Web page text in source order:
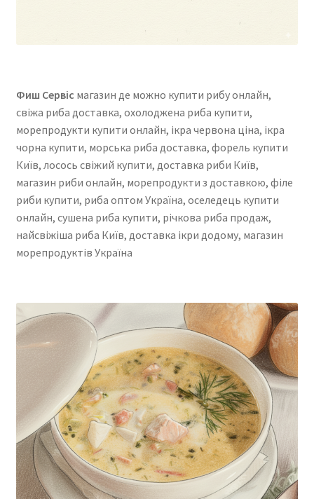
Фиш Сервіс магазин де можно купити рибу онлайн,
свіжа риба доставка, охолоджена риба купити,
морепродукти купити онлайн, ікра червона ціна, ікра
чорна купити, морська риба доставка, форель купити
Київ, лосось свіжий купити, доставка риби Київ,
магазин риби онлайн, морепродукти з доставкою, філе
риби купити, риба оптом Україна, оселедець купити
онлайн, сушена риба купити, річкова риба продаж,
найсвіжіша риба Київ, доставка ікри додому, магазин
морепродуктів Україна